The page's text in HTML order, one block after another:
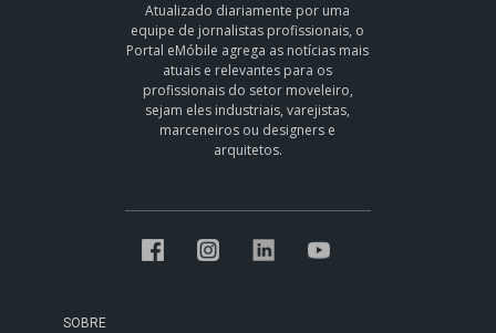
Atualizado diariamente por uma
equipe de jornalistas profissionais, o
Portal eMóbile agrega as notícias mais
atuais e relevantes para os
profissionais do setor moveleiro,
sejam eles industriais, varejistas,
marceneiros ou designers e
arquitetos.
SOBRE